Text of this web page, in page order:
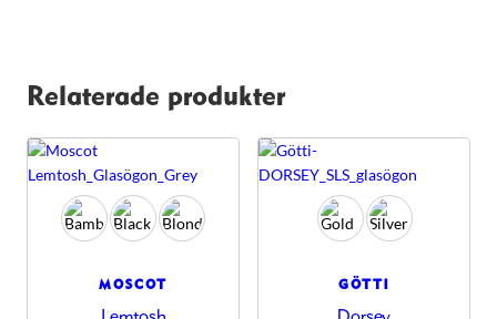
Relaterade produkter
MOSCOT GÖTTI